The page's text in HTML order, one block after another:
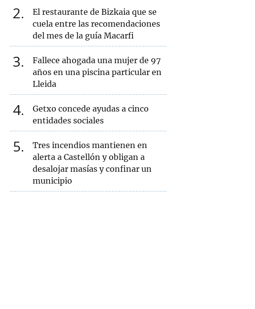
2
El restaurante de Bizkaia que se
cuela entre las recomendaciones
del mes de la guía Macarfi
3
Fallece ahogada una mujer de 97
años en una piscina particular en
Lleida
4
Getxo concede ayudas a cinco
entidades sociales
5
Tres incendios mantienen en
alerta a Castellón y obligan a
desalojar masías y confinar un
municipio